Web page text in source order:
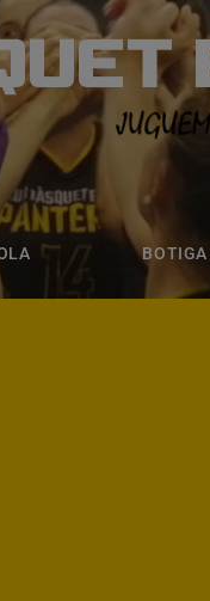
BOTIGA
BOTIGA